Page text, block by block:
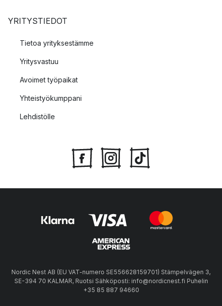
YRITYSTIEDOT
Tietoa yrityksestämme
Yritysvastuu
Avoimet työpaikat
Yhteistyökumppani
Lehdistölle
Nordic Nest AB (EU VAT-numero SE556628159701) Stämpelvägen 3,
SE-394 70 KALMAR, Ruotsi Sähköposti: info@nordicnest.fi Puhelin
+35 85 887 94660